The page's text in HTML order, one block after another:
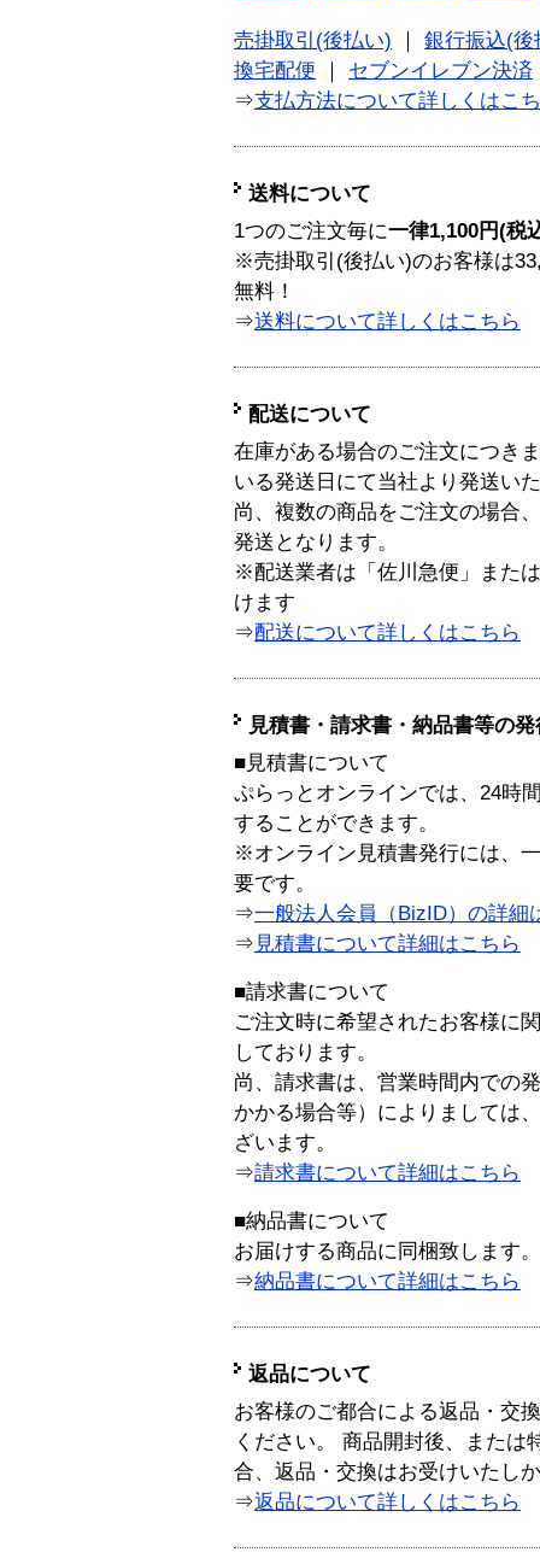
売掛取引(後払い)
銀行振込(後
換宅配便
セブンイレブン決済
⇒支払方法について詳しくはこ
送料について
1つのご注文毎に一律1,100円(税
※売掛取引(後払い)のお客様は
無料！
⇒送料について詳しくはこちら
配送について
在庫がある場合のご注文につき
いる発送日にて当社より発送い
尚、複数の商品をご注文の場合
発送となります。
※配送業者は「佐川急便」また
けます
⇒配送について詳しくはこちら
見積書・請求書・納品書等の
■見積書について
ぷらっとオンラインでは、24時
することができます。
※オンライン見積書発行には、
要です。
⇒一般法人会員（BizID）の詳細
⇒ 見積書について詳細はこちら
■請求書について
ご注文時に希望されたお客様に
しております。
尚、請求書は、営業時間内での
かかる場合等）によりましては
ざいます。
⇒請求書について詳細はこちら
■納品書について
お届けする商品に同梱致します。
⇒納品書について詳細はこちら
返品について
お客様のご都合による返品・交
ください。 商品開封後、または
合、返品・交換はお受けいたし
⇒返品について詳しくはこちら